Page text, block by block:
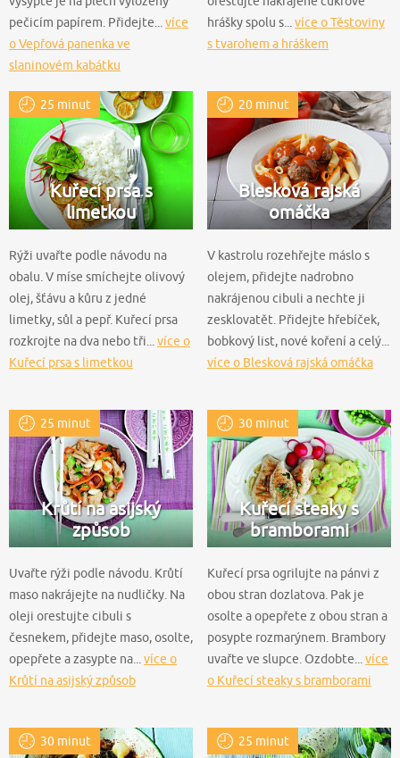
pečicím papírem. Přidejte...více
o Vepřová panenka ve
slaninovém kabátku
hrášky spolu s...více o Těstoviny
s tvarohem a hráškem
25 minut
Kuřecí prsa s
limetkou
Rýži uvařte podle návodu na
obalu. V míse smíchejte olivový
olej, šťávu a kůru z jedné
limetky, sůl a pepř. Kuřecí prsa
rozkrojte na dva nebo tři... více o
Kuřecí prsa s limetkou
20 minut
Blesková rajská
omáčka
V kastrolu rozehřejte máslo s
olejem, přidejte nadrobno
nakrájenou cibuli a nechte ji
zesklovatět. Přidejte hřebíček,
bobkový list, nové koření a celý...
více o Blesková rajská omáčka
25 minut
Krůtí na asijský
způsob
Uvařte rýži podle návodu. Krůtí
maso nakrájejte na nudličky. Na
oleji orestujte cibuli s
česnekem, přidejte maso, osolte,
opepřete a zasypte na... více o
Krůtí na asijský způsob
30 minut
Kuřecí steaky s
bramborami
Kuřecí prsa ogrilujte na pánvi z
obou stran dozlatova. Pak je
osolte a opepřete z obou stran a
posypte rozmarýnem. Brambory
uvařte ve slupce. Ozdobte... více
o Kuřecí steaky s bramborami
30 minut 25 minut